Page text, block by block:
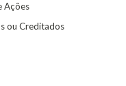
Ações
ou Creditados